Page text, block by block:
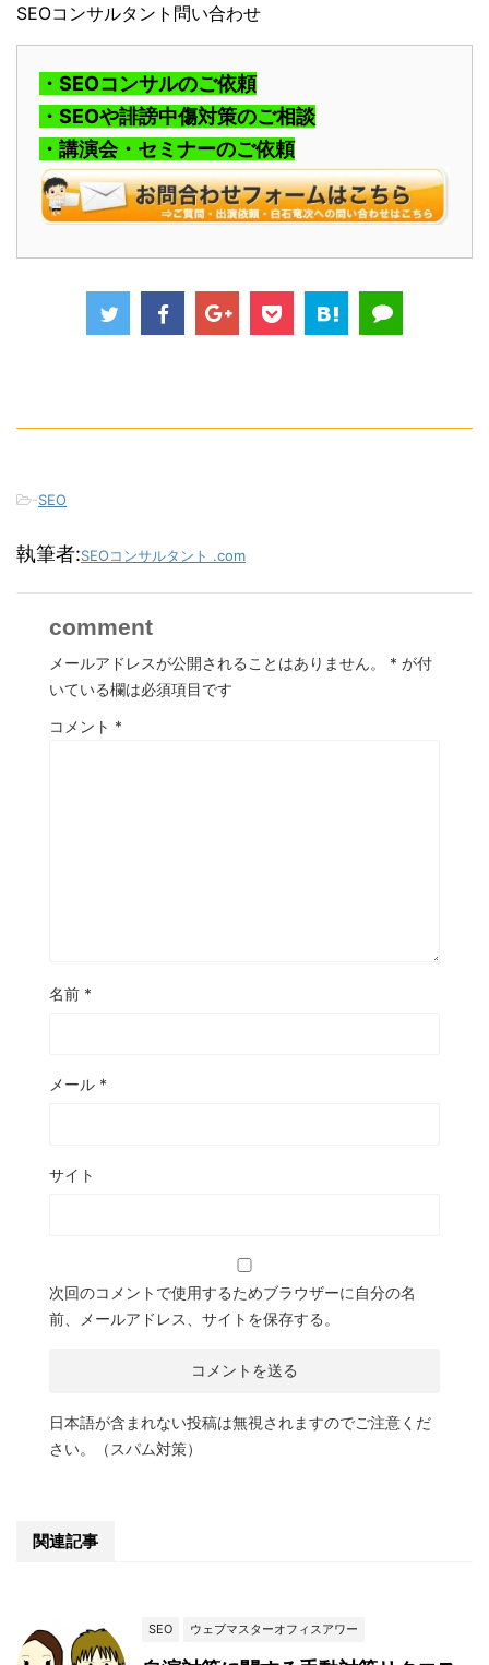
SEOコンサルタント問い合わせ
・SEOコンサルのご依頼
・SEOや誹謗中傷対策のご相談
・講演会・セミナーのご依頼
-SEO
執筆者:SEOコンサルタント .com
comment
メールアドレスが公開されることはありません。 * が付
いている欄は必須項目です
コメント *
名前 *
メール *
サイト
次回のコメントで使用するためブラウザーに自分の名
前、メールアドレス、サイトを保存する。
日本語が含まれない投稿は無視されますのでご注意くだ
さい。（スパム対策）
関連記事
SEO ウェブマスターオフィスアワー